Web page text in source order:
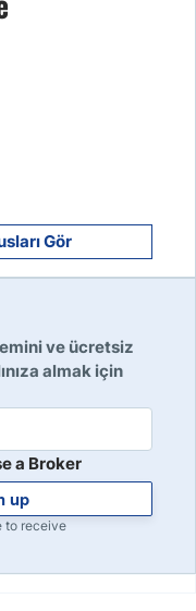
Gör
ve ücretsiz
almak için
a Broker
up
to receive